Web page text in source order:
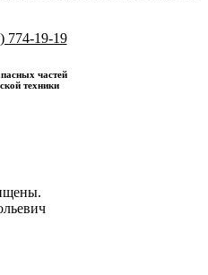
774-19-19
частей
техники